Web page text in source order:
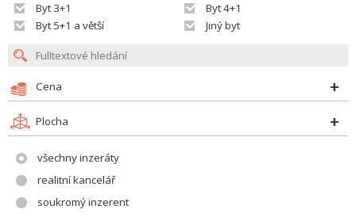
Byt 3+1
Byt 4+1
Byt 5+1 a větší
Jiný byt
Cena
Plocha
všechny inzeráty
realitní kancelář
soukromý inzerent